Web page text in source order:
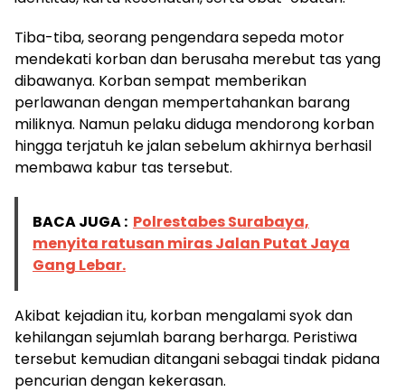
Tiba-tiba, seorang pengendara sepeda motor
mendekati korban dan berusaha merebut tas yang
dibawanya. Korban sempat memberikan
perlawanan dengan mempertahankan barang
miliknya. Namun pelaku diduga mendorong korban
hingga terjatuh ke jalan sebelum akhirnya berhasil
membawa kabur tas tersebut.
BACA JUGA : Polrestabes Surabaya,
menyita ratusan miras Jalan Putat Jaya
Gang Lebar.
Akibat kejadian itu, korban mengalami syok dan
kehilangan sejumlah barang berharga. Peristiwa
tersebut kemudian ditangani sebagai tindak pidana
pencurian dengan kekerasan.